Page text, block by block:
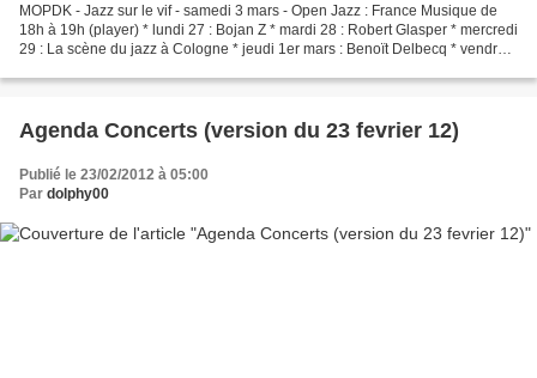
MOPDK - Jazz sur le vif - samedi 3 mars - Open Jazz : France Musique de
18h à 19h (player) * lundi 27 : Bojan Z * mardi 28 : Robert Glasper * mercredi
29 : La scène du jazz à Cologne * jeudi 1er mars : Benoït Delbecq * vendredi
Agenda Concerts (version du 23 fevrier 12)
Publié le 23/02/2012 à 05:00
Par dolphy00